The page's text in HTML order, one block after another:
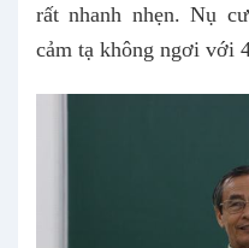
rất nhanh nhẹn. Nụ
cảm tạ không ngơi với